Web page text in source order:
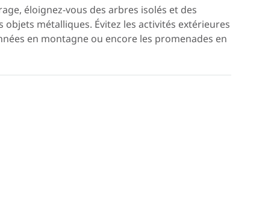
éloignez-vous des arbres isolés et des
métalliques. Évitez les activités extérieures
en montagne ou encore les promenades en